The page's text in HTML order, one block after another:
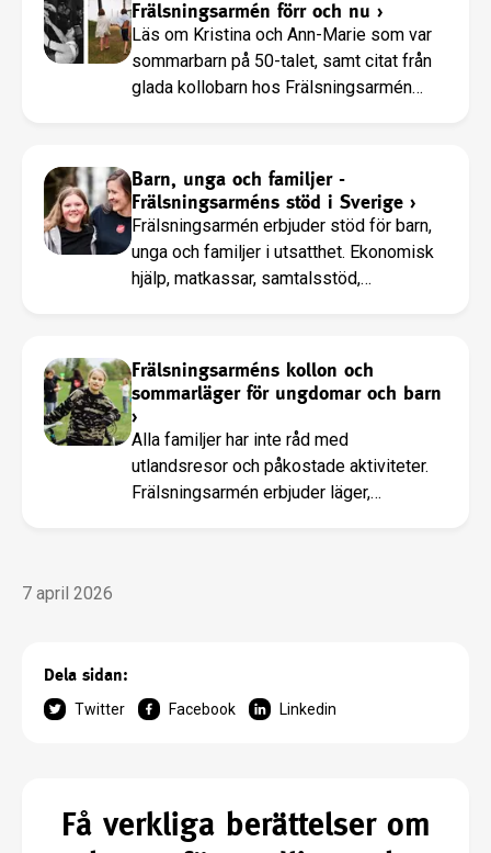
Frälsningsarmén förr och nu ›
Läs om Kristina och Ann-Marie som var
sommarbarn på 50-talet, samt citat från
glada kollobarn hos Frälsningsarmén
Barn, unga och familjer -
Frälsningsarméns stöd i Sverige ›
Frälsningsarmén erbjuder stöd för barn,
unga och familjer i utsatthet. Ekonomisk
hjälp, matkassar, samtalsstöd,
Frälsningsarméns kollon och
sommarläger för ungdomar och barn
›
Alla familjer har inte råd med
utlandsresor och påkostade aktiviteter.
Frälsningsarmén erbjuder läger,
7 april 2026
Dela sidan:
Twitter Facebook Linkedin
Få verkliga berättelser om